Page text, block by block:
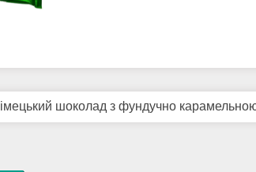
шоколад з фундучно